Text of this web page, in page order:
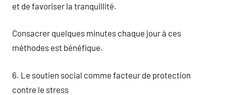
et de favoriser la tranquillité.
Consacrer quelques minutes chaque jour à ces
méthodes est bénéfique.
6. Le soutien social comme facteur de protection
contre le stress